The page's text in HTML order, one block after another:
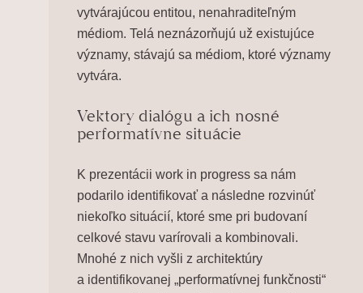
vytvárajúcou entitou, nenahraditeľným
médiom. Telá neznázorňujú už existujúce
významy, stávajú sa médiom, ktoré významy
vytvára.
Vektory dialógu a ich nosné
performatívne situácie
K prezentácii work in progress sa nám
podarilo identifikovať a následne rozvinúť
niekoľko situácií, ktoré sme pri budovaní
celkové stavu varírovali a kombinovali.
Mnohé z nich vyšli z architektúry
a identifikovanej „performatívnej funkčnosti“